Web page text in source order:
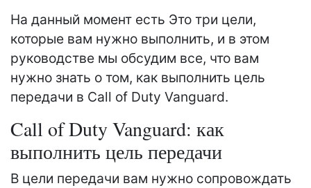
На данный момент есть Это три цели,
которые вам нужно выполнить, и в этом
руководстве мы обсудим все, что вам
нужно знать о том, как выполнить цель
передачи в Call of Duty Vanguard.
Call of Duty Vanguard: как
выполнить цель передачи
В цели передачи вам нужно сопровождать